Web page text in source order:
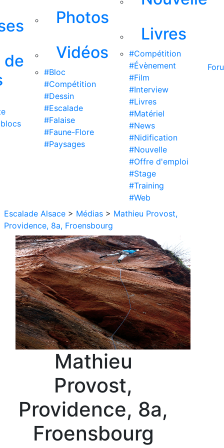
de
Photos
Vidéos
#Bloc
#Compétition
#Dessin
#Escalade
#Falaise
#Faune-Flore
#Paysages
Livres
#Compétition
#Évènement
#Film
#Interview
#Livres
#Matériel
#News
#Nidification
#Nouvelle
#Offre d'emploi
#Stage
#Training
#Web
Escalade Alsace > Médias > Mathieu Provost,
Providence, 8a, Froensbourg
Mathieu
Provost,
Providence, 8a,
Froensbourg